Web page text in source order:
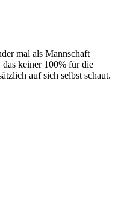
mal als Mannschaft
keiner 100% für die
auf sich selbst schaut.